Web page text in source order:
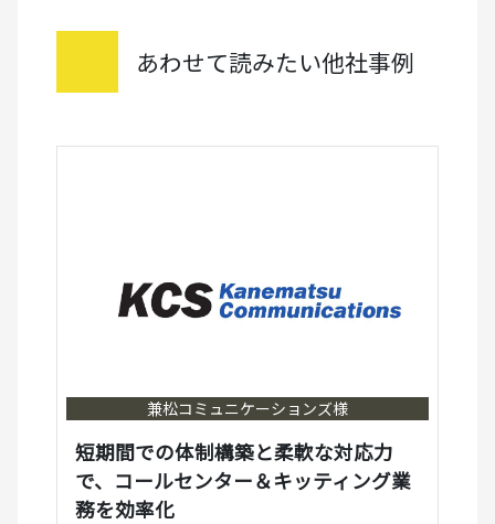
あわせて読みたい他社事例
兼松コミュニケーションズ様
短期間での体制構築と柔軟な対応力
で、コールセンター＆キッティング業
務を効率化